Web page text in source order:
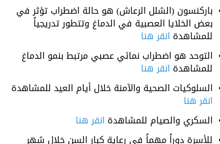
باركنسون (الشلل الرعاش) هو حالة اضطراب تؤثر في
بعض الخلايا العصبية في الدماغ وتتطور تدريجياً
للمشاهدة انقر هنا
التوحد هو اضطراب نمائي عصبي مرتبط بنمو الدماغ
للمشاهدة انقر هنا
السلوكيات الصحية والآمنة خلال أيام العيد للمشاهدة
انقر هنا
السكري والصيام للمشاهدة انقر هنا
للأسرة دوراً مهماً في رعاية كبار السن خلال شهر